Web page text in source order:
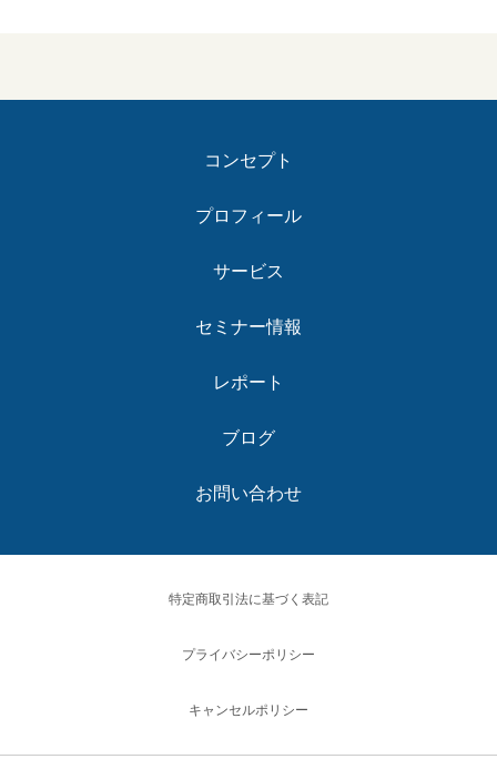
コンセプト
プロフィール
サービス
セミナー情報
レポート
ブログ
お問い合わせ
特定商取引法に基づく表記
プライバシーポリシー
キャンセルポリシー